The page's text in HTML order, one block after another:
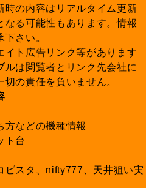
時の内容はリアルタイム更新
なる可能性もあります。情報
さい。
イト広告リンク等があります
ルは閲覧者とリンク先会社に
の責任を負いません。
方などの機種情報
ト台
ビスタ、nifty777、天井狙い実